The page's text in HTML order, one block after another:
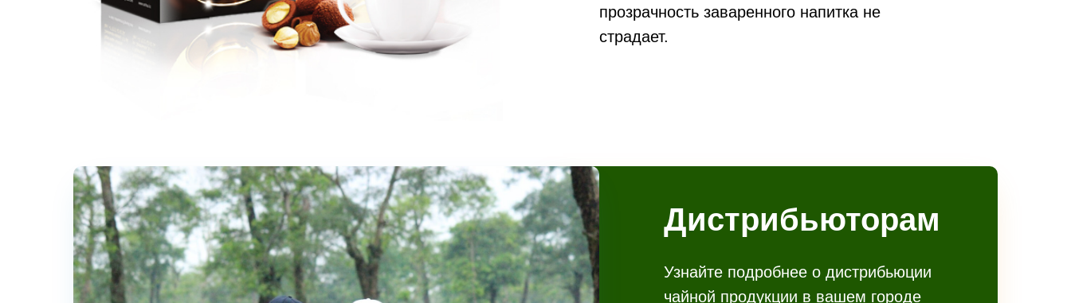
прозрачность заваренного напитка не
страдает.
Дистрибьюторам
Узнайте подробнее о дистрибьюции
чайной продукции в вашем городе